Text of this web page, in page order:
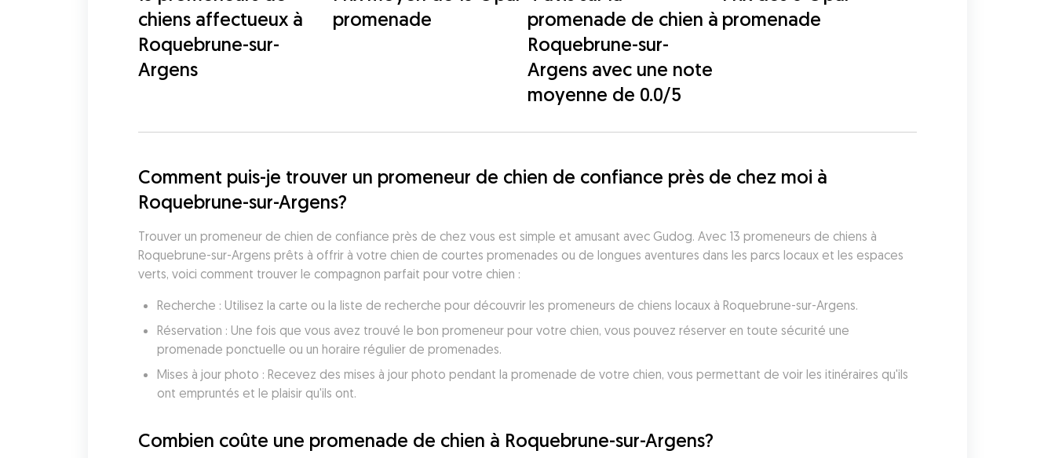
chiens affectueux à
Roquebrune-sur-
Argens
promenade
promenade de chien à
Roquebrune-sur-
Argens avec une note
moyenne de 0.0/5
promenade
Comment puis-je trouver un promeneur de chien de confiance près de chez moi à
Roquebrune-sur-Argens?
Trouver un promeneur de chien de confiance près de chez vous est simple et amusant avec Gudog. Avec 13 promeneurs de chiens à
Roquebrune-sur-Argens prêts à offrir à votre chien de courtes promenades ou de longues aventures dans les parcs locaux et les espaces
verts, voici comment trouver le compagnon parfait pour votre chien :
Recherche : Utilisez la carte ou la liste de recherche pour découvrir les promeneurs de chiens locaux à Roquebrune-sur-Argens.
Réservation : Une fois que vous avez trouvé le bon promeneur pour votre chien, vous pouvez réserver en toute sécurité une
promenade ponctuelle ou un horaire régulier de promenades.
Mises à jour photo : Recevez des mises à jour photo pendant la promenade de votre chien, vous permettant de voir les itinéraires qu'ils
ont empruntés et le plaisir qu'ils ont.
Combien coûte une promenade de chien à Roquebrune-sur-Argens?